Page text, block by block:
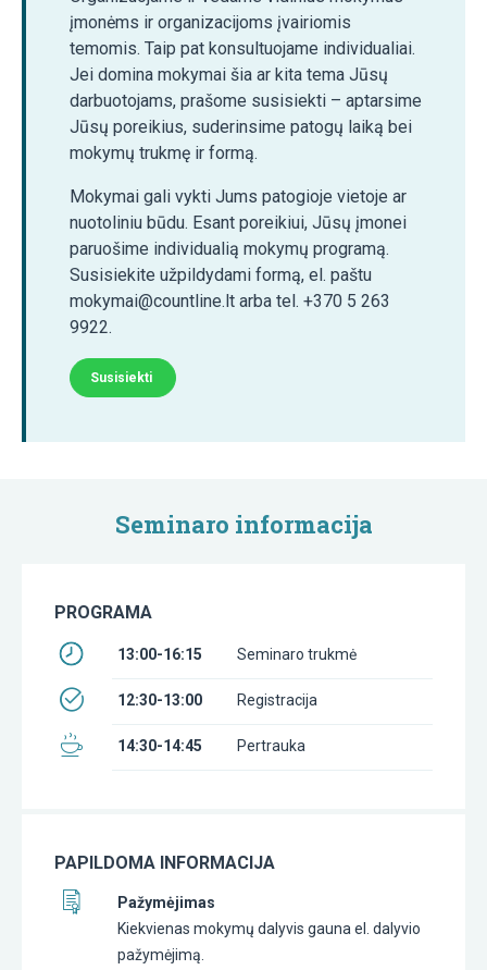
įmonėms ir organizacijoms įvairiomis
temomis. Taip pat konsultuojame individualiai.
Jei domina mokymai šia ar kita tema Jūsų
darbuotojams, prašome susisiekti – aptarsime
Jūsų poreikius, suderinsime patogų laiką bei
mokymų trukmę ir formą.
Mokymai gali vykti Jums patogioje vietoje ar
nuotoliniu būdu. Esant poreikiui, Jūsų įmonei
paruošime individualią mokymų programą.
Susisiekite užpildydami formą, el. paštu
mokymai@countline.lt arba tel. +370 5 263
9922.
Susisiekti
Seminaro informacija
PROGRAMA
13:00-16:15 Seminaro trukmė
12:30-13:00 Registracija
14:30-14:45 Pertrauka
PAPILDOMA INFORMACIJA
Pažymėjimas
Kiekvienas mokymų dalyvis gauna el. dalyvio
pažymėjimą.